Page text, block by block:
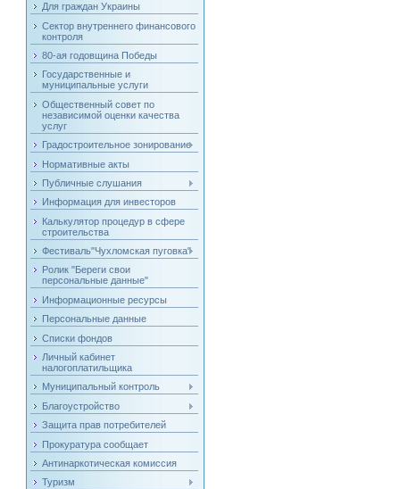
Для граждан Украины
Сектор внутреннего финансового
контроля
80-ая годовщина Победы
Государственные и
муниципальные услуги
Общественный совет по
независимой оценки качества
услуг
Градостроительное зонирование
Нормативные акты
Публичные слушания
Информация для инвесторов
Калькулятор процедур в сфере
строительства
Фестиваль"Чухломская пуговка"
Ролик "Береги свои
персональные данные"
Информационные ресурсы
Персональные данные
Списки фондов
Личный кабинет
налогоплатильщика
Муниципальный контроль
Благоустройство
Защита прав потребителей
Прокуратура сообщает
Антинаркотическая комиссия
Туризм